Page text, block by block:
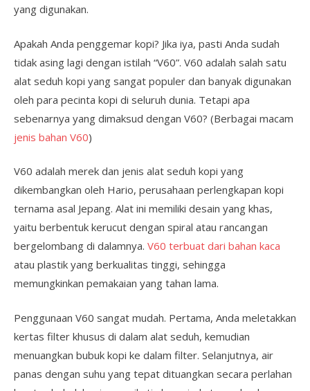
yang digunakan.
Apakah Anda penggemar kopi? Jika iya, pasti Anda sudah
tidak asing lagi dengan istilah “V60”. V60 adalah salah satu
alat seduh kopi yang sangat populer dan banyak digunakan
oleh para pecinta kopi di seluruh dunia. Tetapi apa
sebenarnya yang dimaksud dengan V60? (Berbagai macam
jenis bahan V60)
V60 adalah merek dan jenis alat seduh kopi yang
dikembangkan oleh Hario, perusahaan perlengkapan kopi
ternama asal Jepang. Alat ini memiliki desain yang khas,
yaitu berbentuk kerucut dengan spiral atau rancangan
bergelombang di dalamnya. V60 terbuat dari bahan kaca
atau plastik yang berkualitas tinggi, sehingga
memungkinkan pemakaian yang tahan lama.
Penggunaan V60 sangat mudah. Pertama, Anda meletakkan
kertas filter khusus di dalam alat seduh, kemudian
menuangkan bubuk kopi ke dalam filter. Selanjutnya, air
panas dengan suhu yang tepat dituangkan secara perlahan